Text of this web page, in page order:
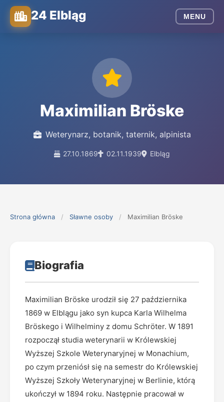
24 Elbląg MENU
Maximilian Bröske
Weterynarz, botanik, taternik, alpinista
27.10.1869 02.11.1939 Elbląg
Strona główna / Sławne osoby / Maximilian Bröske
Biografia
Maximilian Bröske urodził się 27 października
1869 w Elblągu jako syn kupca Karla Wilhelma
Bröskego i Wilhelminy z domu Schröter. W 1891
rozpoczął studia weterynarii w Królewskiej
Wyższej Szkole Weterynaryjnej w Monachium,
po czym przeniósł się na semestr do Królewskiej
Wyższej Szkoły Weterynaryjnej w Berlinie, którą
ukończył w 1894 roku. Następnie pracował w